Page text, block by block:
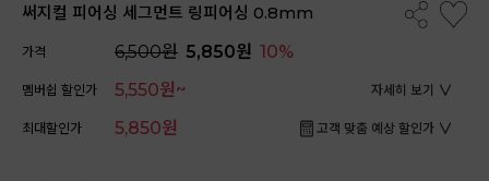
써지컬 피어싱 세그먼트 링피어싱 0.8mm
가격 6,500원 5,850원 10%
멤버쉽 할인가 5,550원~ 자세히 보기
최대할인가 5,850원 고객 맞춤 예상 할인가